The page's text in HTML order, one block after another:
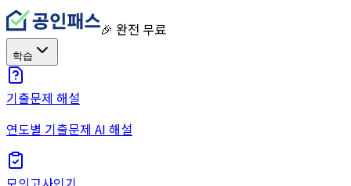
🎉 완전 무료
학습
기출문제 해설
연도별 기출문제 AI 해설